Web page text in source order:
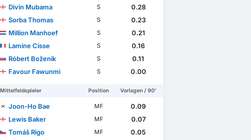
Divin Mubama
S
0.28
Sorba Thomas
S
0.23
Million Manhoef
S
0.21
Lamine Cisse
S
0.16
Róbert Boženík
S
0.11
Favour Fawunmi
S 0.00
Mittelfeldspieler Position Vorlagen / 90'
Joon-Ho Bae MF
0.09
Lewis Baker
MF
0.07
Tomáš Rigo
MF
0.05